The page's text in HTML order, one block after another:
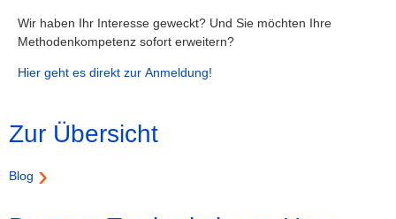
Wir haben Ihr Interesse geweckt? Und Sie möchten Ihre
Methodenkompetenz sofort erweitern?
Hier geht es direkt zur Anmeldung!
Zur Übersicht
Blog